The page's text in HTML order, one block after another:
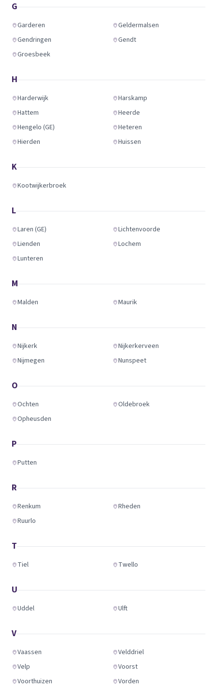
G
Garderen
Geldermalsen
Gendringen
Gendt
Groesbeek
H
Harderwijk
Harskamp
Hattem
Heerde
Hengelo (GE)
Heteren
Hierden
Huissen
K
Kootwijkerbroek
L
Laren (GE)
Lichtenvoorde
Lienden
Lochem
Lunteren
M
Malden Maurik
N
Nijkerk
Nijkerkerveen
Nijmegen
Nunspeet
O
Ochten
Oldebroek
Opheusden
P
Putten
R
Renkum
Rheden
Ruurlo
T
Tiel Twello
U
Uddel Ulft
V
Vaassen
Velddriel
Velp
Voorst
Voorthuizen
Vorden